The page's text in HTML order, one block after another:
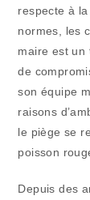
respecte à
normes, les
maire est un
de
son équipe
raisons
le piège se
poisson
Depuis des